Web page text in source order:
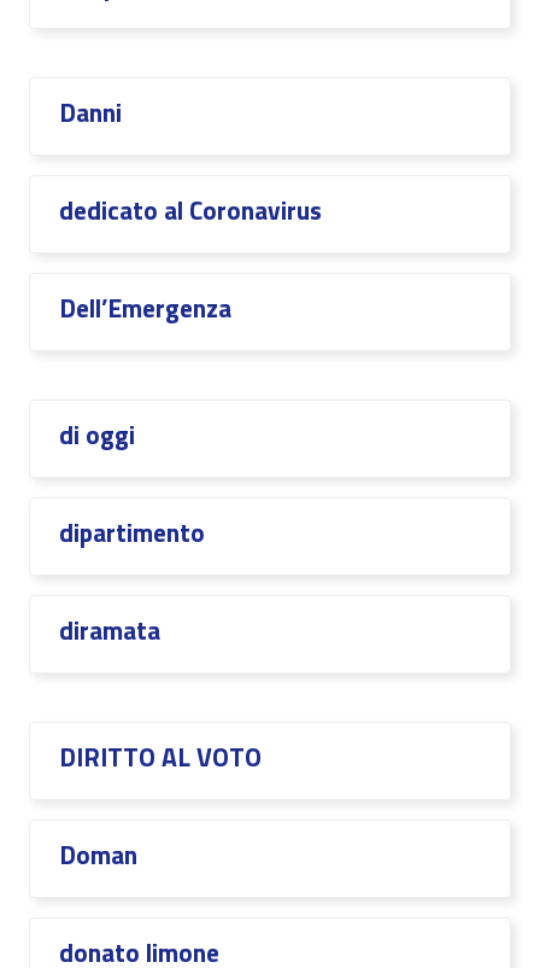
Danni
dedicato al Coronavirus
Dell’Emergenza
di oggi
dipartimento
diramata
DIRITTO AL VOTO
Doman
donato limone